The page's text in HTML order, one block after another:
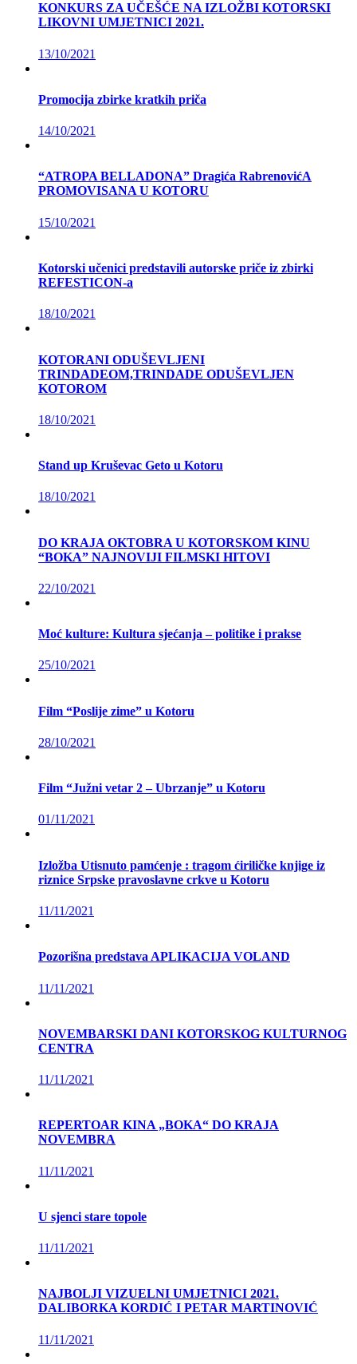
KONKURS ZA UČEŠĆE NA IZLOŽBI KOTORSKI
LIKOVNI UMJETNICI 2021.
13/10/2021
Promocija zbirke kratkih priča
14/10/2021
“ATROPA BELLADONA” Dragića RabrenovićA
PROMOVISANA U KOTORU
15/10/2021
Kotorski učenici predstavili autorske priče iz zbirki
REFESTICON-a
18/10/2021
KOTORANI ODUŠEVLJENI
TRINDADEOM,TRINDADE ODUŠEVLJEN
KOTOROM
18/10/2021
Stand up Kruševac Geto u Kotoru
18/10/2021
DO KRAJA OKTOBRA U KOTORSKOM KINU
“BOKA” NAJNOVIJI FILMSKI HITOVI
22/10/2021
Moć kulture: Kultura sjećanja – politike i prakse
25/10/2021
Film “Poslije zime” u Kotoru
28/10/2021
Film “Južni vetar 2 – Ubrzanje” u Kotoru
01/11/2021
Izložba Utisnuto pamćenje : tragom ćiriličke knjige iz
riznice Srpske pravoslavne crkve u Kotoru
11/11/2021
Pozorišna predstava APLIKACIJA VOLAND
11/11/2021
NOVEMBARSKI DANI KOTORSKOG KULTURNOG
CENTRA
11/11/2021
REPERTOAR KINA „BOKA“ DO KRAJA
NOVEMBRA
11/11/2021
U sjenci stare topole
11/11/2021
NAJBOLJI VIZUELNI UMJETNICI 2021.
DALIBORKA KORDIĆ I PETAR MARTINOVIĆ
11/11/2021